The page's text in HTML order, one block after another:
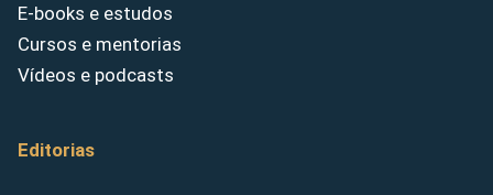
E-books e estudos
Cursos e mentorias
Vídeos e podcasts
Editorias